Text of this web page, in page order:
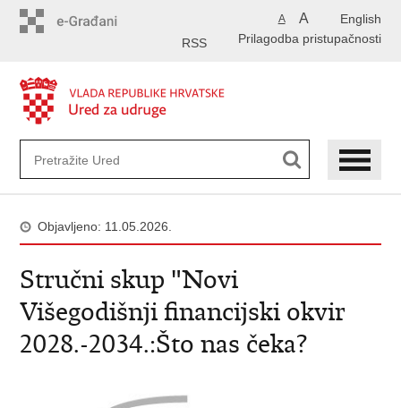
English
A A
Prilagodba pristupačnosti
RSS
Objavljeno: 11.05.2026.
Stručni skup "Novi
Višegodišnji financijski okvir
2028.-2034.:Što nas čeka?